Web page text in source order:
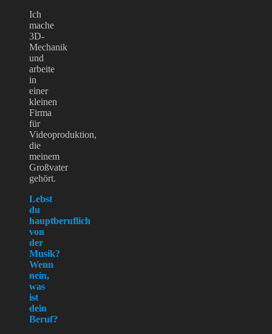
Ich
mache
3D-
Mechanik
und
arbeite
in
einer
kleinen
Firma
für
Videoproduktion,
die
meinem
Großvater
gehört.
Lebst
du
hauptberuflich
von
der
Musik?
Wenn
nein,
was
ist
dein
Beruf?